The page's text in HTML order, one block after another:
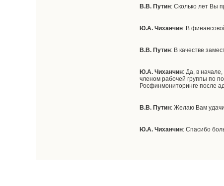
В.В. Путин: Сколько лет Вы
Ю.А. Чиханчин: В
В.В. Путин: В качестве
Ю.А. Чиханчин: Да, в
членом рабочей группы по
Росфинмониторинге после
В.В. Путин: Желаю Вам
Ю.А. Чиханчин: Спасибо